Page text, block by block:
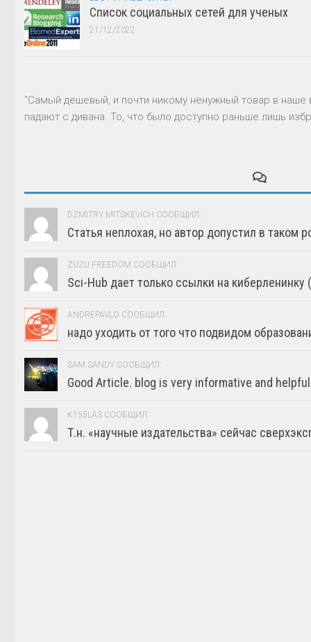
Список социальных сетей для ученых
21/12/2022
"Самый дешевый, и почти никому ненужный товар в
падают с дивана. То, что было доступно раньше лишь
DZMITRY MITSKEVICH СООБЩИЛ:
Статья неплохая, но автор допустил в таком
ZUZU FREEDOM СООБЩИЛ:
Sci-Hub дает только ссылки на киберленинку
ANDREPAVLO СООБЩИЛ:
надо уходить от того что подвидом
SAM SANDY СООБЩИЛ:
Good Article. blog is very informative and helpful
K155LA3 СООБЩИЛ:
Т.н. «научные издательства» сейчас